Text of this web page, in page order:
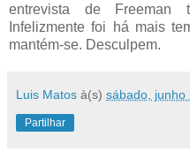
entrevista de
Infelizmente foi há mais
mantém-se. Desculpem.
Luis Matos à(s) sábado, junho
Partilhar